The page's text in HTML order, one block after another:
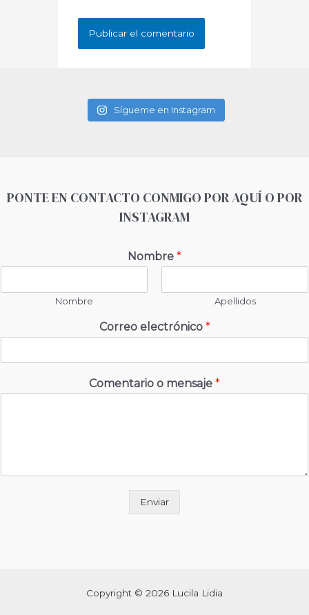
Sígueme en Instagram
PONTE EN CONTACTO CONMIGO POR AQUÍ O POR
INSTAGRAM
Nombre *
Nombre Apellidos
Correo electrónico *
Comentario o mensaje *
Enviar
Copyright © 2026 Lucila Lidia